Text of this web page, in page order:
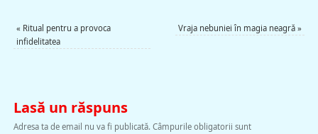
« Ritual pentru a provoca
infidelitatea
Vraja nebuniei în magia neagră»
Lasă un răspuns
Adresa ta de email nu va fi publicată. Câmpurile obligatorii sunt